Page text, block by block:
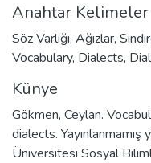
Anahtar Kelimeler
Söz Varlığı, Ağızlar,
Vocabulary, Dialects,
Künye
Gökmen, Ceylan.
dialects.
Üniversitesi Sosyal